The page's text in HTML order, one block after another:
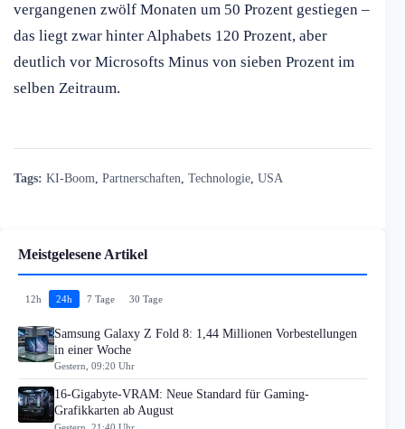
vergangenen zwölf Monaten um 50 Prozent gestiegen –
das liegt zwar hinter Alphabets 120 Prozent, aber
deutlich vor Microsofts Minus von sieben Prozent im
selben Zeitraum.
Tags: KI-Boom Partnerschaften Technologie USA
Meistgelesene Artikel
12h 24h 7 Tage 30 Tage
Samsung Galaxy Z Fold 8: 1,44 Millionen Vorbestellungen
in einer Woche
Gestern, 09:20 Uhr
16-Gigabyte-VRAM: Neue Standard für Gaming-
Grafikkarten ab August